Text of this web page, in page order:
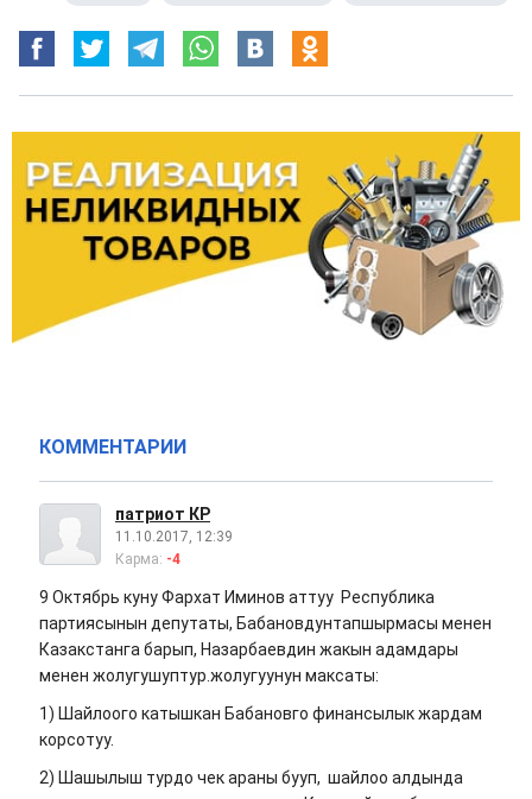
КОММЕНТАРИИ
патриот КР
11.10.2017, 12:39
Карма: -4
9 Октябрь куну Фархат Иминов аттуу Республика
партиясынын депутаты, Бабановдунтапшырмасы менен
Казакстанга барып, Назарбаевдин жакын адамдары
менен жолугушуптур.жолугуунун максаты:
1) Шайлоого катышкан Бабановго финансылык жардам
корсотуу.
2) Шашылыш турдо чек араны бууп, шайлоо алдында